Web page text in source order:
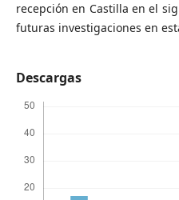
recepción en Castilla en el
futuras investigaciones en
Descargas